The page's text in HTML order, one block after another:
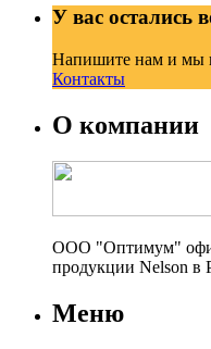
У вас остались
Напишите нам и мы
Контакты
О компании
ООО "Оптимум"
продукции Nelson в
Меню